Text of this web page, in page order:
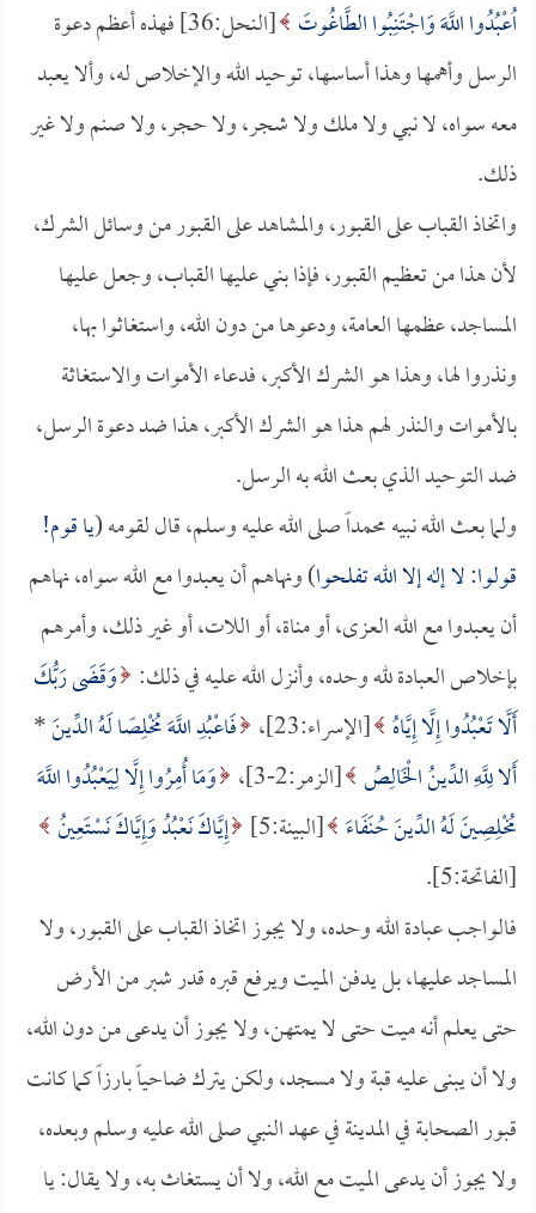
اُعْبُدُوا اللَّهَ وَاجْتَنِبُوا الطَّاغُوتَ
[النحل:36] فهذه أعظم دعوة
الرسل وأهمها وهذا أساسها، توحيد الله والإخلاص له، وألا يعبد
معه سواه، لا نبي ولا ملك ولا شجر، ولا حجر، ولا صنم ولا غير
ذلك.
واتخاذ القباب على القبور، والمشاهد على القبور من وسائل الشرك،
لأن هذا من تعظيم القبور، فإذا بني عليها القباب، وجعل عليها
المساجد، عظمها العامة، ودعوها من دون الله، واستغاثوا بها،
ونذروا لها، وهذا هو الشرك الأكبر، فدعاء الأموات والاستغاثة
بالأموات والنذر لهم هذا هو الشرك الأكبر، هذا ضد دعوة الرسل،
ضد التوحيد الذي بعث الله به الرسل.
ولما بعث الله نبيه محمداً صلى الله عليه وسلم، قال لقومه (يا قوم!
قولوا: لا إله إلا الله تفلحوا) ونهاهم أن يعبدوا مع الله سواه، نهاهم
أن يعبدوا مع الله العزى، أو مناة، أو اللات، أو غير ذلك، وأمرهم
بإخلاص العبادة لله وحده، وأنزل الله عليه في ذلك: وَقَضَى رَبُّكَ
أَلَّا تَعْبُدُوا إِلَّا إِيَّاهُ [الإسراء:23]، فَاعْبُدِ اللَّهَ مُخْلِصًا لَهُ الدِّينَ*
أَلا لِلَّهِ الدِّينُ الْخَالِصُ [الزمر:2-3]،
وَمَا أُمِرُوا إِلَّا لِيَعْبُدُوا اللَّهَ
مُخْلِصِينَ لَهُ الدِّينَ حُنَفَاءَ [البينة:5]
إِيَّاكَ نَعْبُدُ وَإِيَّاكَ نَسْتَعِينُ
[الفاتحة:5].
فالواجب عبادة الله وحده، ولا يجوز اتخاذ القباب على القبور، ولا
المساجد عليها، بل يدفن الميت ويرفع قبره قدر شبر من الأرض
حتى يعلم أنه ميت حتى لا يمتهن، ولا يجوز أن يدعى من دون الله،
ولا أن يبنى عليه قبة ولا مسجد، ولكن يترك ضاحياً بارزاً كما كانت
قبور الصحابة في المدينة في عهد النبي صلى الله عليه وسلم وبعده،
ولا يجوز أن يدعى الميت مع الله، ولا أن يستغاث به، ولا يقال: يا